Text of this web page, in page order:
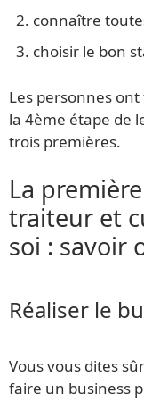
connaître
choisir le bon
Les personnes
la 4ème étape de
trois premières.
La
traiteur et
soi : savoir
Réaliser le
Vous vous dites
faire un business